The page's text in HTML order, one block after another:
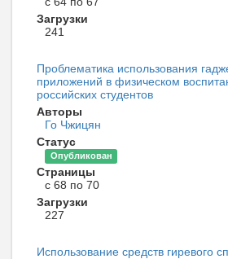
Загрузки
241
Проблематика использования
приложений в физическом
российских студентов
Авторы
Го Чжицян
Статус
Опубликован
Страницы
с 68 по 70
Загрузки
227
Использование средств гиревого